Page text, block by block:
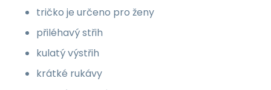
tričko je určeno pro ženy
přiléhavý střih
kulatý výstřih
krátké rukávy